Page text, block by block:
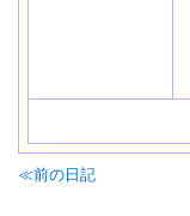
≪前の日記